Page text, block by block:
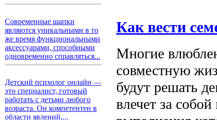
Современные шапки
являются уникальными в то
же время функциональными
аксессуарами, способными
одновременно справляться...
Детский психолог онлайн —
это специалист, готовый
работать с детьми любого
возраста. Он компетентен в
области явлений,...
Как вести
Многие
совместную
будут решать
влечет за